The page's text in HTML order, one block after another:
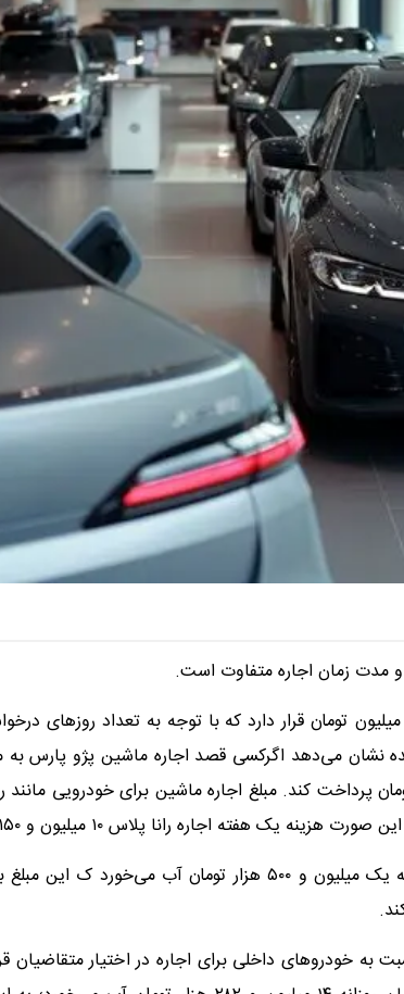
و مدت زمان اجاره متفاوت است.
تومان قرار دارد که با توجه به تعداد روزهای
نشان می‌دهد اگرکسی قصد اجاره ماشین پژو پارس
باید روزانه مبلغ یک میلیون و ۱۴۵ هزار تومان پرداخت کند. مبلغ اجاره ماشین برای
در آگهی دیگری اجاره سه تا شش روز دنا پلاس روزانه یک میلیون و ۵۰۰ هزار
خودروهای داخلی برای اجاره در اختیار متقاضیان